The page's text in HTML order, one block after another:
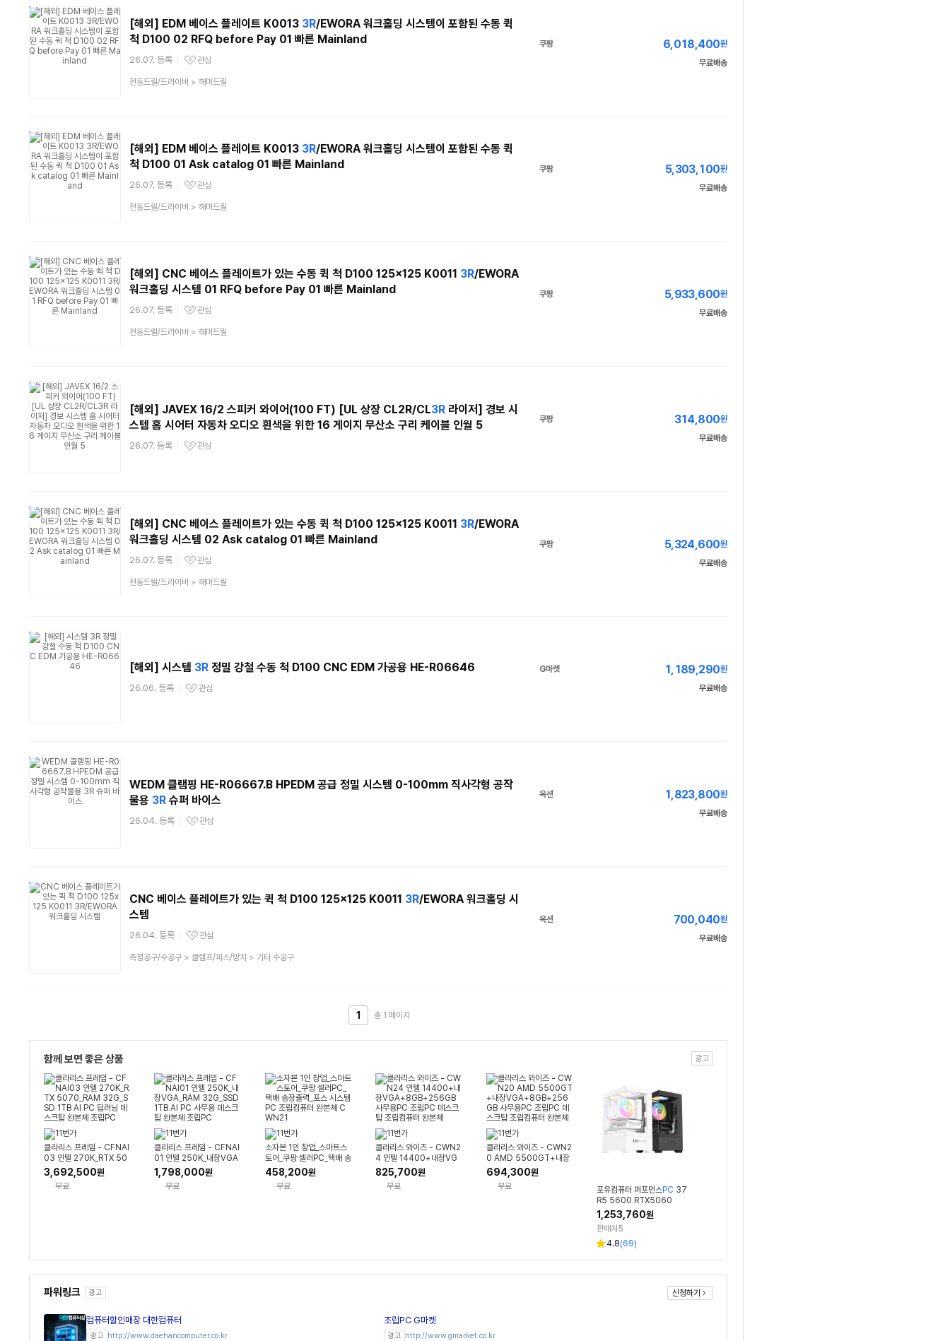
[해외] EDM 베이스 플레이트 K0013 3R/EWORA 워크홀딩 시스템이 포함된 수동 퀵
척 D100 02 RFQ before Pay 01 빠른 Mainland
26.07. 등록
관심상품
관심
상
전동드릴/드라이버 > 해머드릴
쿠팡 6,018,400원
무료배송
[해외] EDM 베이스 플레이트 K0013 3R/EWORA 워크홀딩 시스템이 포함된 수동 퀵
척 D100 01 Ask catalog 01 빠른 Mainland
26.07. 등록
관심상품
관심
상
전동드릴/드라이버 > 해머드릴
쿠팡 5,303,100원
무료배송
[해외] CNC 베이스 플레이트가 있는 수동 퀵 척 D100 125x125 K0011 3R/EWORA
워크홀딩 시스템 01 RFQ before Pay 01 빠른 Mainland
26.07. 등록
관심상품
관심
상
전동드릴/드라이버 > 해머드릴
쿠팡 5,933,600원
무료배송
[해외] JAVEX 16/2 스피커 와이어(100 FT) [UL 상장 CL2R/CL3R라이저] 경보 시
스템 홈 시어터 자동차 오디오 흰색을 위한 16 게이지 무산소 구리 케이블 인월 5
26.07. 등록
관심상품
관심
쿠팡 314,800원
무료배송
[해외] CNC 베이스 플레이트가 있는 수동 퀵 척 D100 125x125 K0011 3R/EWORA
워크홀딩 시스템 02 Ask catalog 01 빠른 Mainland
26.07. 등록
관심상품
관심
상
전동드릴/드라이버 > 해머드릴
쿠팡 5,324,600원
무료배송
[해외] 시스템 3R정밀 강철 수동 척 D100 CNC EDM 가공용 HE-R06646
26.06. 등록
관심상품
관심
G마켓 1,189,290원
무료배송
WEDM 클램핑 HE-R06667.B HPEDM 공급 정밀 시스템 0-100mm 직사각형 공작
물용 3R슈퍼 바이스
26.04. 등록
관심상품
관심
옥션 1,823,800원
무료배송
CNC 베이스 플레이트가 있는 퀵 척 D100 125x125 K0011 3R/EWORA 워크홀딩 시
스템
26.04. 등록
관심상품
관심
상
측정공구/수공구> 클램프/피스/망치 > 기타 수공구
옥션 700,040원
무료배송
1 총 1 페이지
함께 보면 좋은 상품 광고
클라리스 프레임 - CFNAI
03 인텔 270K_RTX 50
70_RAM 32G_SSD 1T
B AI PC 딥러닝 데스크탑
완본체 조립PC
3,692,500원
무료
클라리스 프레임 - CFNAI
01 인텔 250K_내장VGA
_RAM 32G_SSD 1TB AI
PC 사무용 데스크탑 완본
체 조립PC
1,798,000원
무료
소자본 1인 창업_스마트스
토어_쿠팡 셀러PC_택배 송
장출력_포스 시스템PC 조
립컴퓨터 완본체 CWN21
458,200원
무료
클라리스 와이즈 - CWN2
4 인텔 14400+내장VG
A+8GB+256GB 사무용
PC 조립PC 데스크탑 조립
컴퓨터 완본체
825,700원
무료
클라리스 와이즈 - CWN2
0 AMD 5500GT+내장
VGA+8GB+256GB 사
무용PC 조립PC 데스크탑
조립컴퓨터 완본체
694,300원
무료 포유컴퓨터 퍼포먼스PC 37
R5 5600 RTX5060
1,253,760원
판매처 5
4.8(69)
파워링크 광고 신청하기
컴퓨터할인매장 대한컴퓨터
광고 http://www.daehancomputer.co.kr
조립PC G마켓
광고 http://www.gmarket.co.kr